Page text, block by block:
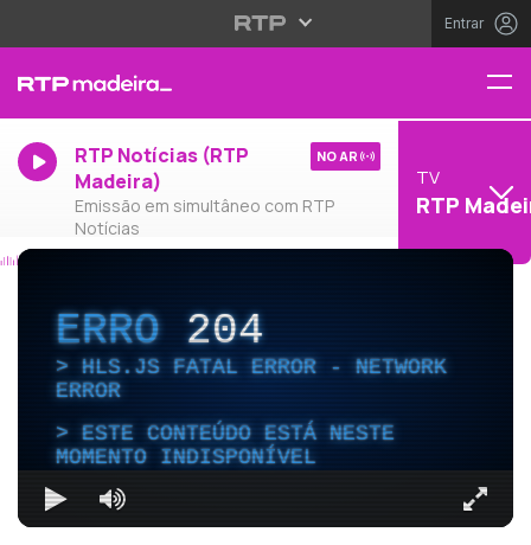
Entrar
RTP Notícias (RTP
Madeira)
Emissão em simultâneo com RTP
Notícias
NO AR
TV
RTP
ERRO204
HLS.JS FATAL ERROR - NETWORK
ERROR
ESTE CONTEÚDO ESTÁ NESTE
MOMENTO INDISPONÍVEL